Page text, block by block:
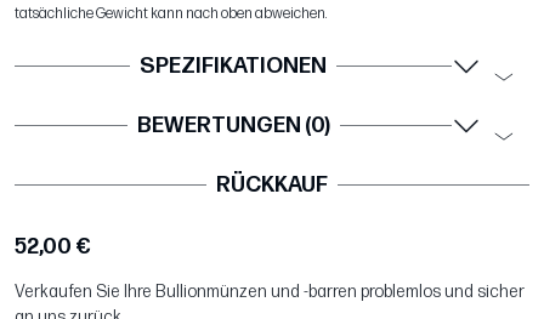
tatsächliche Gewicht kann nach oben abweichen.
SPEZIFIKATIONEN
BEWERTUNGEN (0)
RÜCKKAUF
52,00 €
Verkaufen Sie Ihre Bullionmünzen und -barren problemlos und sicher